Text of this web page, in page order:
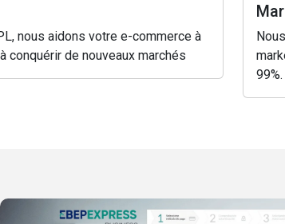
nous aidons votre e-commerce à
conquérir de nouveaux marchés
99%.